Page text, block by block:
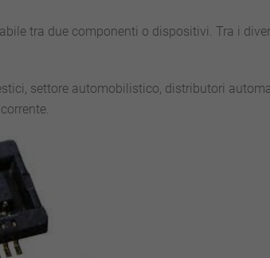
tra due componenti o dispositivi. Tra i
settore automobilistico, distributori